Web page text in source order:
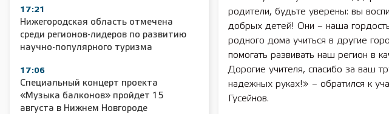
17:21
Нижегородская область отмечена
среди регионов-лидеров по развитию
научно-популярного туризма
17:06
Специальный концерт проекта
«Музыка балконов» пройдет 15
августа в Нижнем Новгороде
родители, будьте уверены: вы
добрых детей! Они – наша
родного дома учиться в другие
помогать развивать наш регион в
Дорогие учителя, спасибо за ваш
надежных руках!» – обратился к
Гусейнов.